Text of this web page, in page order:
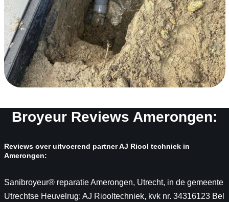
Broyeur Reviews Amerongen:
Reviews over uitvoerend partner AJ Riool techniek in
Amerongen:
Sanibroyeur® reparatie Amerongen, Utrecht, in de gemeente
Utrechtse Heuvelrug: AJ Riooltechniek, kvk nr. 34316123 Bel